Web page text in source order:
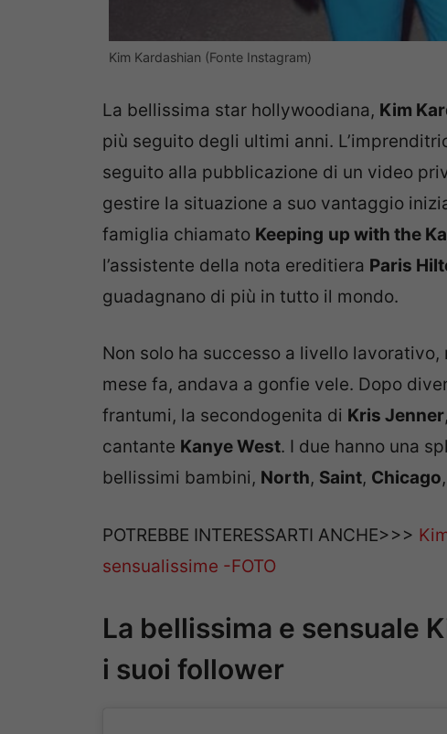
Kim Kardashian (Fonte Instagram)
La bellissima star hollywoodiana, Kim
più seguito degli ultimi anni.
seguito alla pubblicazione di un video
gestire la situazione a suo vantaggio
famiglia chiamato Keeping up with the
l’assistente della nota ereditiera Paris
guadagnano di più in tutto il mondo.
Non solo ha successo a livello
mese fa, andava a gonfie vele. Dopo
frantumi, la secondogenita di Kris Jenner
cantante Kanye West. I due hanno una
bellissimi bambini, North, Saint, Chicago,
POTREBBE INTERESSARTI ANCHE>>>
sensualissime -FOTO
La bellissima e sensuale
i suoi follower